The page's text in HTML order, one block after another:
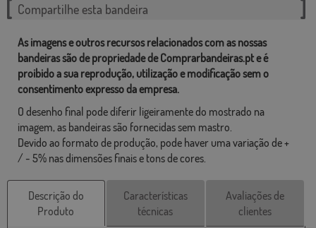
Compartilhe esta bandeira
As imagens e outros recursos relacionados com as nossas
bandeiras são de propriedade de Comprarbandeiras.pt e é
proibido a sua reprodução, utilização e modificação sem o
consentimento expresso da empresa.
O desenho final pode diferir ligeiramente do mostrado na
imagem, as bandeiras são fornecidas sem mastro.
Devido ao formato de produção, pode haver uma variação de +
/ - 5% nas dimensões finais e tons de cores.
Descrição do
Produto
Características
técnicas
Avaliações de
clientes